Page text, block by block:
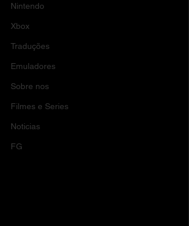
Nintendo
Xbox
Traduções
Emuladores
Sobre nos
Filmes e Series
Noticias
FG